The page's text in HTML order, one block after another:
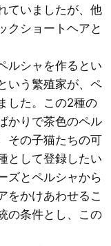
ていましたが、他
クショートヘアと
ルシャを作るとい
いう繁殖家が、ペ
した。この2種の
かりで茶色のペル
その子猫たちの可
として登録したい
ズとペルシャから
をかけあわせるこ
の条件とし、この